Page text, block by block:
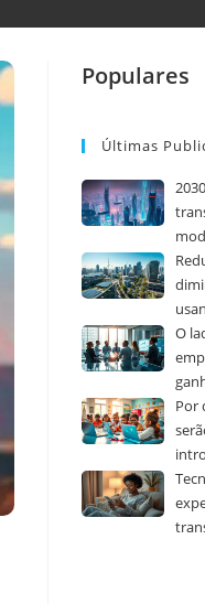
Populares
Últimas
O
Por